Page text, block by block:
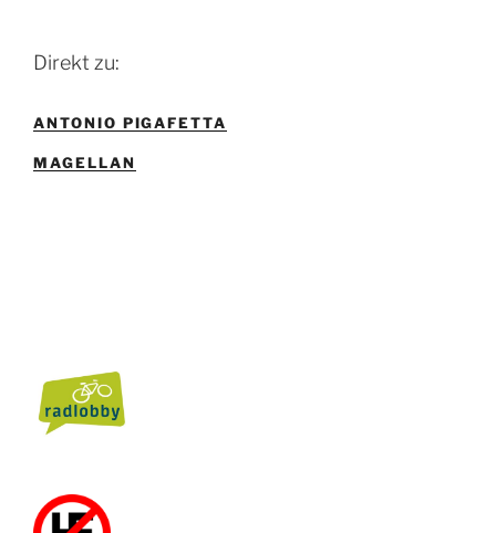
Direkt zu:
ANTONIO PIGAFETTA
MAGELLAN